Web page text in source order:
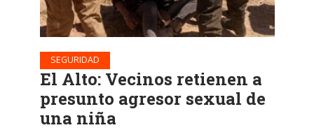
SEGURIDAD
El Alto: Vecinos retienen a
presunto agresor sexual de
una niña